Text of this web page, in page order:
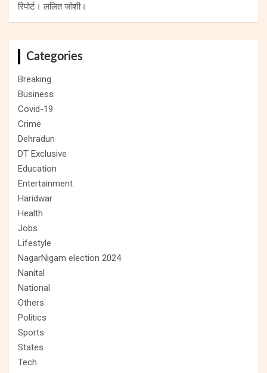
रिपोर्ट। ललित जोशी।
Categories
Breaking
Business
Covid-19
Crime
Dehradun
DT Exclusive
Education
Entertainment
Haridwar
Health
Jobs
Lifestyle
NagarNigam election 2024
Nanital
National
Others
Politics
Sports
States
Tech